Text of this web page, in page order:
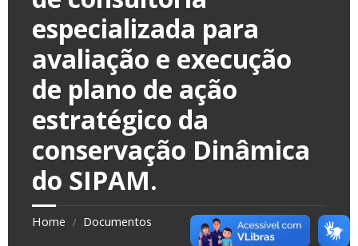
especializada para
avaliação e execução
de plano de ação
estratégico da
conservação Dinâmica
do SIPAM.
Home / Documentos